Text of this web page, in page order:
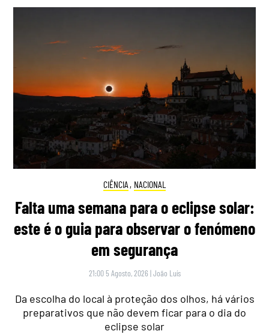
CIÊNCIA , NACIONAL
Falta uma semana para o eclipse solar:
este é o guia para observar o fenómeno
em segurança
21:00 5 Agosto, 2026 |João Luís
Da escolha do local à proteção dos olhos, há vários
preparativos que não devem ficar para o dia do
eclipse solar